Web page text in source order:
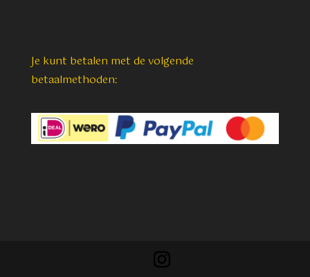
Je kunt betalen met de volgende
betaalmethoden: